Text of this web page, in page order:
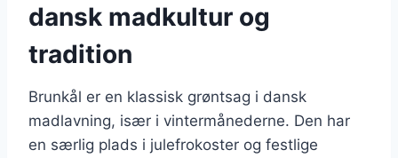
dansk madkultur og
tradition
Brunkål er en klassisk grøntsag i dansk
madlavning, især i vintermånederne. Den har
en særlig plads i julefrokoster og festlige